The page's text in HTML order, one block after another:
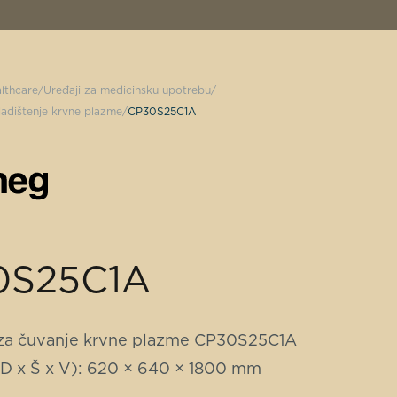
Uređaji za medicinsku upotrebu
krvne plazme CP30S25C1A
čuvanje krvne plazme CP30S25C1A
x Š x V): 620 × 640 × 1800 mm